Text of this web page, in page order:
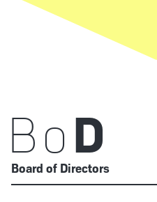
BoD
Board of Directors